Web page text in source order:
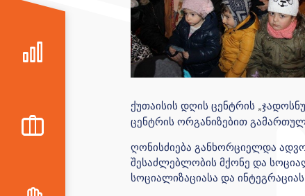
ქუთაისის დღის ცენტრის „
ცენტრის ორგანიზებით
ღონისძიება განხორციელდა
შესაძლებლობის მქონე და
სოციალიზაციასა და ინტეგრაციას